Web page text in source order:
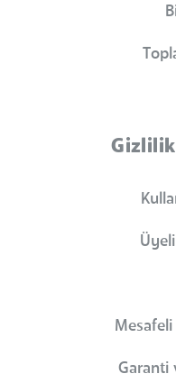
Mesafeli
Garanti